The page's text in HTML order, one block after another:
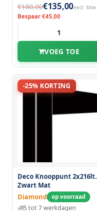
€180,00€135,00excl. btw
Bespaar €45,00
VOEG TOE
-25% KORTING
Deco Knooppunt 2x216lt.
Zwart Mat
Diamond
op voorraad
5 tot 7 werkdagen